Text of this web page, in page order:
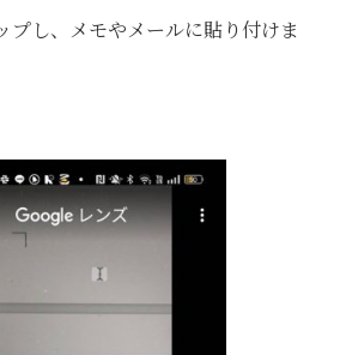
プし、メモやメールに貼り付けま